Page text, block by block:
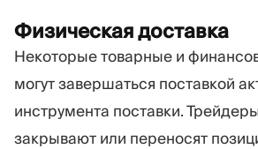
Физическая доставка
Некоторые товарные и
могут завершаться поставкой
инструмента поставки.
закрывают или переносят